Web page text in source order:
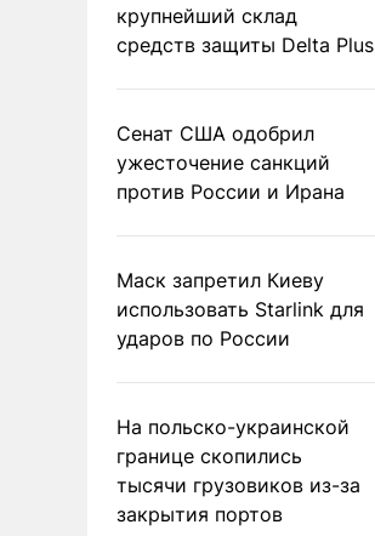
крупнейший склад
средств защиты Delta Plus
Сенат США одобрил
ужесточение санкций
против России и Ирана
Маск запретил Киеву
использовать Starlink для
ударов по России
На польско-украинской
границе скопились
тысячи грузовиков из-за
закрытия портов